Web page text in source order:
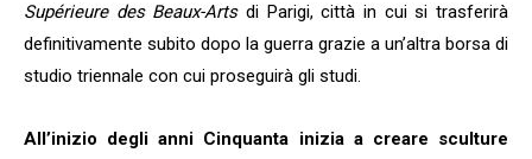
Supérieure des Beaux-Artsdi Parigi, città in cui si trasferirà
definitivamente subito dopo la guerra grazie a un’altra borsa di
studio triennale con cui proseguirà gli studi.
All’inizio degli anni Cinquanta inizia a creare sculture